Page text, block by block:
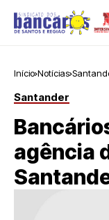
Início Notícias
Santander
agência